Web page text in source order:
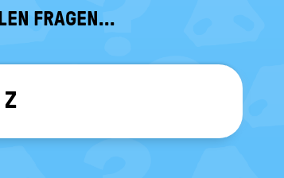
FRAGEN...
Z
Buchstaben ein-/